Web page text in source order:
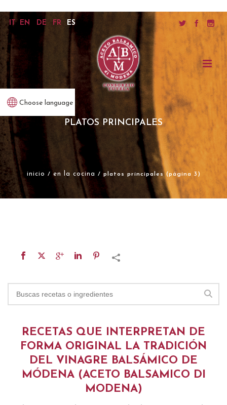
Choose language
PLATOS PRINCIPALES
inicio / en la cocina / platos principales (página 3)
IT EN DE FR ES
RECETAS QUE INTERPRETAN DE
FORMA ORIGINAL LA TRADICIÓN
DEL VINAGRE BALSÁMICO DE
MÓDENA (ACETO BALSAMICO DI
MODENA)